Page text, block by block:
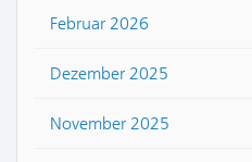
Februar 2026
Dezember 2025
November 2025